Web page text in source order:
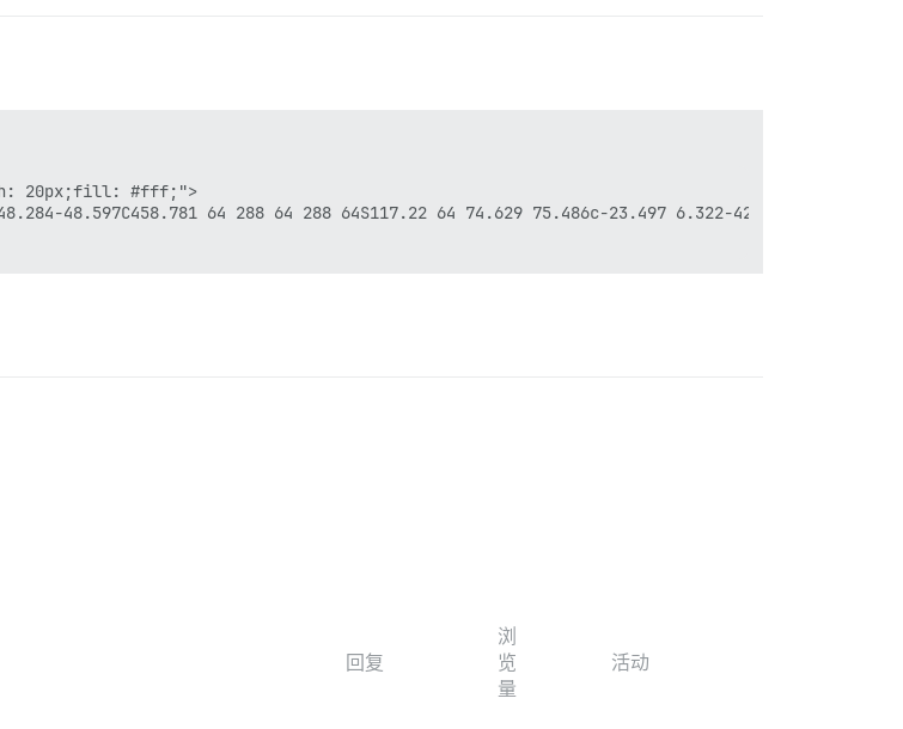
20px;fill: #fff;">
48.597C458.781 64 288 64 288 64S117.22 64 74.629 75.486c-23.497 6.322-42.003
回复
浏
览
量
活动